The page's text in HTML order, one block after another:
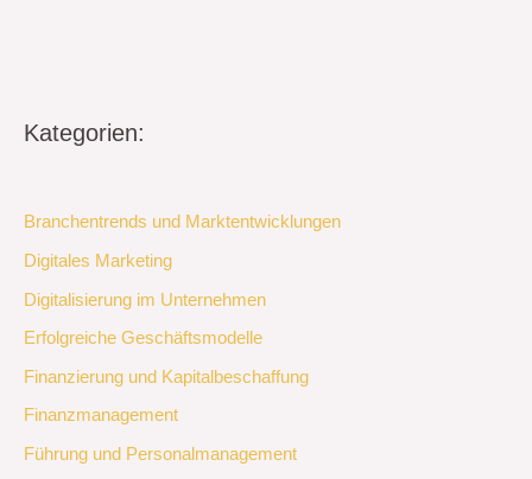
Kategorien:
Branchentrends und Marktentwicklungen
Digitales Marketing
Digitalisierung im Unternehmen
Erfolgreiche Geschäftsmodelle
Finanzierung und Kapitalbeschaffung
Finanzmanagement
Führung und Personalmanagement